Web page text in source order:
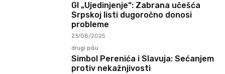
GI „Ujedinjenje“: Zabrana učešća
Srpskoj listi dugoročno donosi
probleme
23/08/2025
drugi pišu
Simbol Perenića i Slavuja: Sećanjem
protiv nekažnjivosti